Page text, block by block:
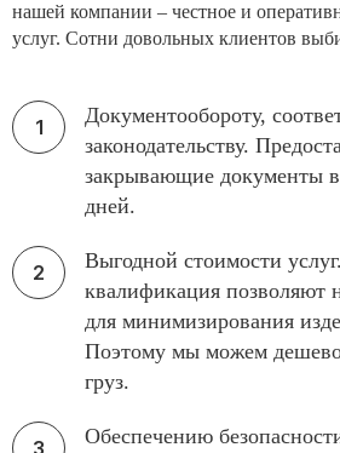
нашей компании – честное и
услуг. Сотни довольных клиентов
Документообороту,
законодательству.
закрывающие документы
дней.
Выгодной стоимости
квалификация позволяют
для минимизирования
Поэтому мы можем
груз.
Обеспечению